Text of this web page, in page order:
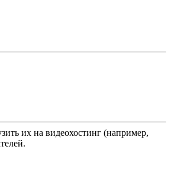
их на видеохостинг (например,